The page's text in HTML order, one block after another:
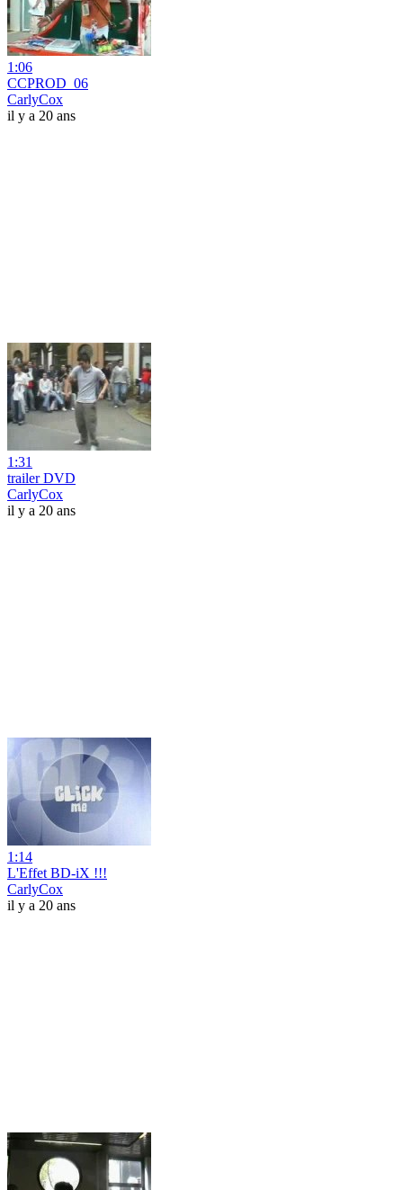
1:06
CCPROD_06
CarlyCox
il y a 20 ans
1:31
trailer DVD
CarlyCox
il y a 20 ans
1:14
L'Effet BD-iX !!!
CarlyCox
il y a 20 ans